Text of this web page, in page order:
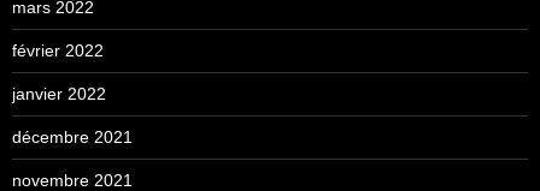
mars 2022
février 2022
janvier 2022
décembre 2021
novembre 2021